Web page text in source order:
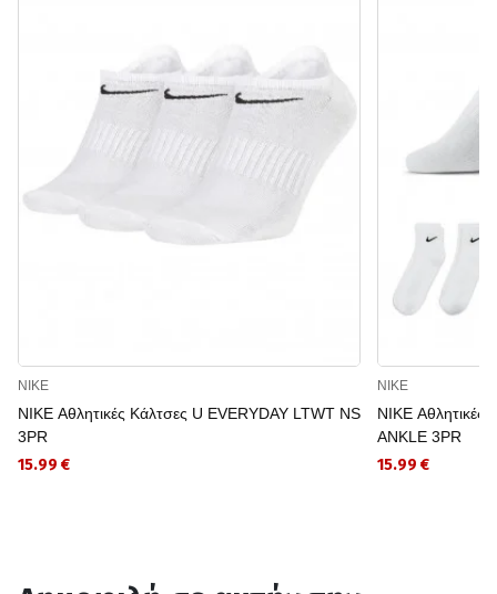
NIKE
NIKE Αθλητικές Κάλτσες U EVERYDAY LTWT NS
3PR
15.99 €
NIKE
NIKE Αθλητικές
ANKLE 3PR
15.99 €